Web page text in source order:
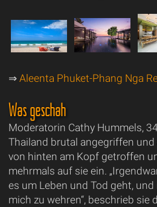
⇒ Aleenta Phuket-Phang Nga
Was geschah
Moderatorin Cathy Hummels,
Thailand brutal angegriffen
von hinten am Kopf getroffen
mehrmals auf sie ein.
es um Leben und Tod geht,
mich zu wehren“, beschrieb sie